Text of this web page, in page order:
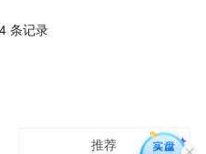
条记录
推荐